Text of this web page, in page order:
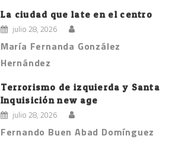
La ciudad que late en el centro
julio 28, 2026
María Fernanda González
Hernández
Terrorismo de izquierda y Santa
Inquisición new age
julio 28, 2026
Fernando Buen Abad Domínguez